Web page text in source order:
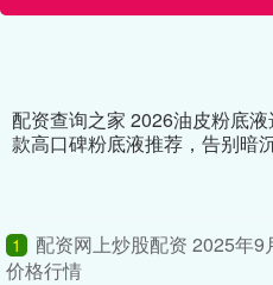
配资查询之家 2026油皮粉底
款高口碑粉底液推荐，告别暗
1
配资网上炒股配资 2025年
价格行情